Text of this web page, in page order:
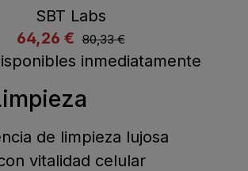
SBT Labs
listing.listPriceLabel
64,26 € listing.regularPriceLabel
80,33 €
inmediatamente
ahora A la cesta
de limpieza lujosa
vitalidad celular